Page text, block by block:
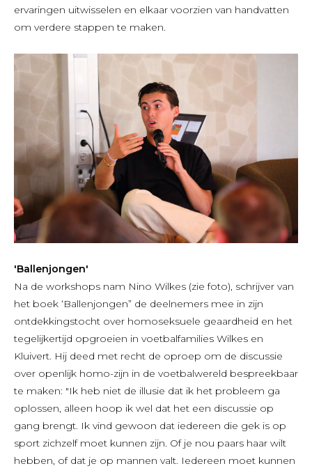
ervaringen uitwisselen en elkaar voorzien van handvatten
om verdere stappen te maken.
'Ballenjongen'
Na de workshops nam Nino Wilkes (zie foto), schrijver van
het boek ‘Ballenjongen” de deelnemers mee in zijn
ontdekkingstocht over homoseksuele geaardheid en het
tegelijkertijd opgroeien in voetbalfamilies Wilkes en
Kluivert. Hij deed met recht de oproep om de discussie
over openlijk homo-zijn in de voetbalwereld bespreekbaar
te maken: "Ik heb niet de illusie dat ik het probleem ga
oplossen, alleen hoop ik wel dat het een discussie op
gang brengt. Ik vind gewoon dat iedereen die gek is op
sport zichzelf moet kunnen zijn. Of je nou paars haar wilt
hebben, of dat je op mannen valt. Iedereen moet kunnen